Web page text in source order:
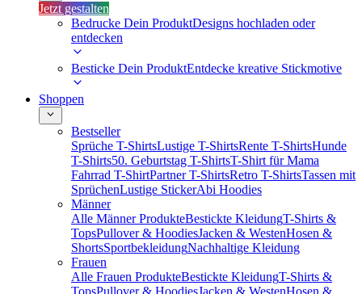
Jetzt gestalten
Bedrucke Dein ProduktDesigns hochladen oder
entdecken
Besticke Dein ProduktEntdecke kreative Stickmotive
Shoppen
Bestseller
Sprüche T-ShirtsLustige T-ShirtsRente T-ShirtsHunde
T-Shirts50. Geburtstag T-ShirtsT-Shirt für Mama
Fahrrad T-ShirtPartner T-ShirtsRetro T-ShirtsTassen mit
SprüchenLustige StickerAbi Hoodies
Männer
Alle Männer ProdukteBestickte KleidungT-Shirts &
TopsPullover & HoodiesJacken & WestenHosen &
ShortsSportbekleidungNachhaltige Kleidung
Frauen
Alle Frauen ProdukteBestickte KleidungT-Shirts &
TopsPullover & HoodiesJacken & WestenHosen &